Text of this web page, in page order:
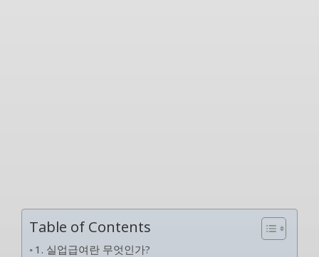
Table of Contents
1. 실업급여란 무엇인가?